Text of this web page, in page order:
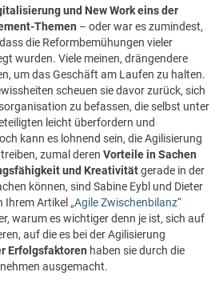
und New Work eins der
Themen – oder war es zumindest,
die Reformbemühungen vieler
wurden. Viele meinen, drängendere
um das Geschäft am Laufen zu halten.
scheuen sie davor zurück, sich
zu befassen, die selbst unter
leicht überfordern und
kann es lohnend sein, die Agilisierung
zumal deren Vorteile in Sachen
und Kreativitätgerade in der
können, sind Sabine Eybl und Dieter
Ihrem Artikel „Agile Zwischenbilanz“
warum es wichtiger denn je ist, sich auf
auf die es bei der Agilisierung
Erfolgsfaktoren haben sie durch die
ausgemacht.